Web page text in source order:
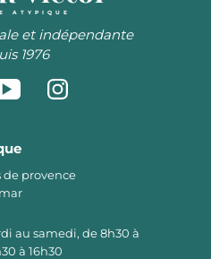
ATYPIQUE
et indépendante
1976
de provence
au samedi, de 8h30 à
à 16h30